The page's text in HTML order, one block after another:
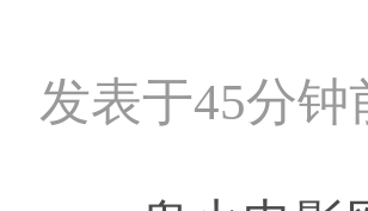
发表于45分钟